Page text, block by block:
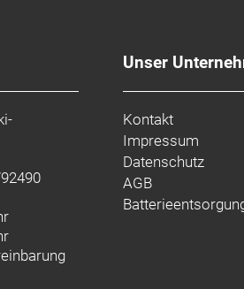
Unser
Kontakt
Impressum
Datenschutz
AGB